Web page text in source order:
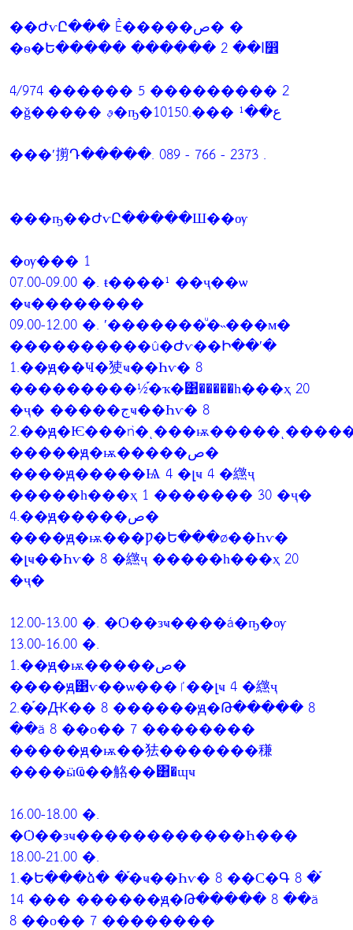
��ԺѵԸ��� Ẻ�����ص� �
�ѳ�Ե����� ������ 2 ��ا෾
4/974 ������ 5 ��������� 2
�ǧ����� ࢵ�ҧ�ع��¹ ���.10150
���ʹ㨵Դ�����. 089 - 766 - 2373 .
���ҧ��ԺѵԸ�����Ш��ѹ
�ѹ��� 1
07.00-09.00 �. ŧ����¹ ��ҷ��ѡ
�ҹ��������
09.00-12.00 �. ʹ�������ͧ�˵���м�
����������û�Ժѵ��Ի��ʹ�
1.��ԭ��Ҹ�㹬ҹ��Һѵ� 8
���������½֡�ҡ�͹�����һ���ҳ 20
�ҷ� �����جҹ��Һѵ� 8
�����ԭ�ѭ�����ص�
����ԭ�����Ѩ 4 �լҹ 4 �繺ҷ
�����һ���ҳ 1 ������� 30 �ҷ�
4.��ԭ�����ص�
����ԭ�ѭ���Ƿ�Ե���ø��Һѵ�
�լҹ��Һѵ� 8 �繺ҷ �����һ���ҳ 20
�ҷ�
12.00-13.00 �. �Ѻ��зҹ����á�ҧ�ѹ
13.00-16.00 �.
1.��ԭ�ѭ�����ص�
����ԭ͹ѵ��ѡ���ٵ��լҹ 4 �繺ҷ
2.�֡�Ԫ�� 8 ������ԭ�Թ����� 8
��ä 8 ��о�� 7 ��������
�����ԭ�ѭ��㹤�������稴
����ӹҨ��觡��͸�ɰҹ
16.00-18.00 �.
�Ѻ��зҹ������������Һ���
18.00-21.00 �.
1.�Ե���ձ� �֡�ҹ��Һѵ� 8 ��С�Գ 8 �֡
14 ��� ������ԭ�Թ����� 8 ��ä
8 ��о�� 7 ��������